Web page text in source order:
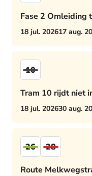
Fase 2 Omleiding
Rijswijkseplein
18 jul. 202617 aug.
10
Tram 10 rijdt niet
18 jul. 202630 aug.
26 28
Route